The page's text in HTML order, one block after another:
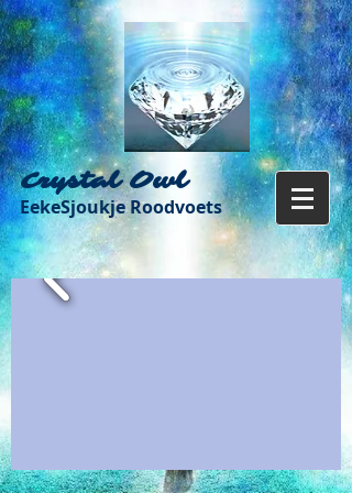
Crystal Owl
EekeSjoukje Roodvoets